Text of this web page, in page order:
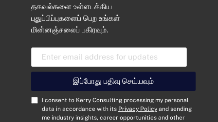
தகவல்களை உள்ளடக்கிய
புதுப்பிப்புகளைப் பெற உங்கள்
மின்னஞ்சலைப் பகிரவும்.
E
a
l
A
C
I consent to Kerry Consulting processing my personal
data in accordance with its Privacy Policy and sending
me industry insights, career opportunities and other
இப்போது பதிவு செய்யவும்